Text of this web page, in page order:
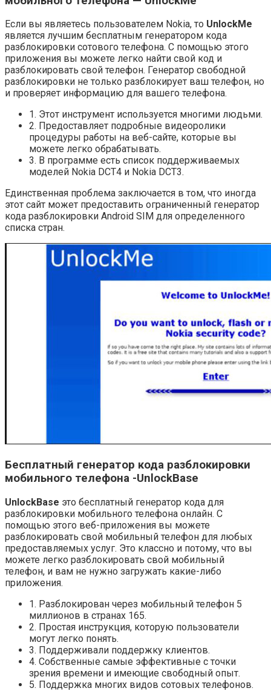
Если вы являетесь пользователем Nokia, то UnlockMe
является лучшим бесплатным генератором кода
разблокировки сотового телефона. С помощью этого
приложения вы можете легко найти свой код и
разблокировать свой телефон. Генератор свободной
разблокировки не только разблокирует ваш телефон, но
и проверяет информацию для вашего телефона.
1. Этот инструмент используется многими людьми.
2. Предоставляет подробные видеоролики
процедуры работы на веб-сайте, которые вы
можете легко обрабатывать.
3. В программе есть список поддерживаемых
моделей Nokia DCT4 и Nokia DCT3.
Единственная проблема заключается в том, что иногда
этот сайт может предоставить ограниченный генератор
кода разблокировки Android SIM для определенного
списка стран.
Бесплатный генератор кода разблокировки
мобильного телефона -UnlockBase
UnlockBase это бесплатный генератор кода для
разблокировки мобильного телефона онлайн. С
помощью этого веб-приложения вы можете
разблокировать свой мобильный телефон для любых
предоставляемых услуг. Это классно и потому, что вы
можете легко разблокировать свой мобильный
телефон, и вам не нужно загружать какие-либо
приложения.
1. Разблокирован через мобильный телефон 5
миллионов в странах 165.
2. Простая инструкция, которую пользователи
могут легко понять.
3. Поддерживали поддержку клиентов.
4. Собственные самые эффективные с точки
зрения времени и имеющие свободный опыт.
5. Поддержка многих видов сотовых телефонов.